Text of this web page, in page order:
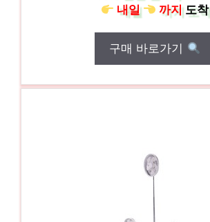
내일
까지도착
구매 바로가기